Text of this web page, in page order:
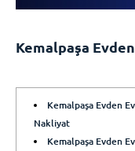
Kemalpaşa
Kemalpaşa Evden
Nakliyat
Kemalpaşa Evden